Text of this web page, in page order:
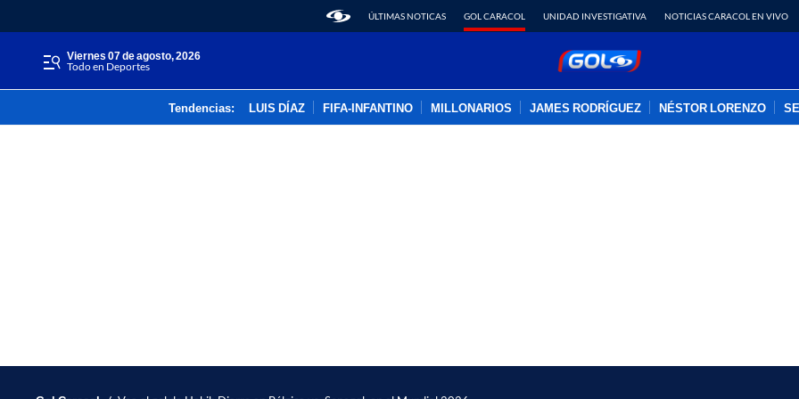
ÚLTIMAS NOTICAS GOL CARACOL UNIDAD INVESTIGATIVA NOTICIAS CARACOL EN VIVO
viernes 07 de agosto, 2026
Todo en Deportes
Tendencias: LUIS DÍAZ FIFA-INFANTINO MILLONARIOS JAMES RODRÍGUEZ NÉSTOR LORENZO